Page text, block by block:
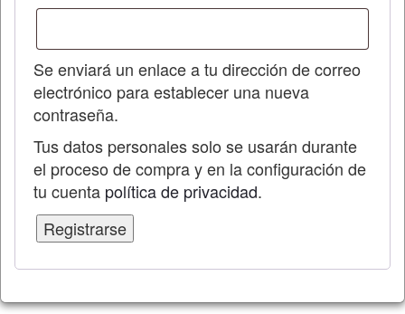
Se enviará un enlace a tu dirección de correo
electrónico para establecer una nueva
contraseña.
Tus datos personales solo se usarán durante
el proceso de compra y en la configuración de
tu cuenta política de privacidad.
Registrarse